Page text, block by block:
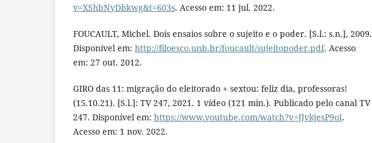
v=XShbNyDbkwg&t=603s. Acesso em: 11 jul. 2022.
FOUCAULT, Michel. Dois ensaios sobre o sujeito e o poder. [S.l.: s.n.], 2009.
Disponível em: http://filoesco.unb.br/foucault/sujeitopoder.pdf. Acesso
em: 27 out. 2012.
GIRO das 11: migração do eleitorado + sextou: feliz dia, professoras!
(15.10.21). [S.l.]: TV 247, 2021. 1 vídeo (121 min.). Publicado pelo canal TV
247. Disponível em: https://www.youtube.com/watch?v=JJvkjesP9oI.
Acesso em: 1 nov. 2022.